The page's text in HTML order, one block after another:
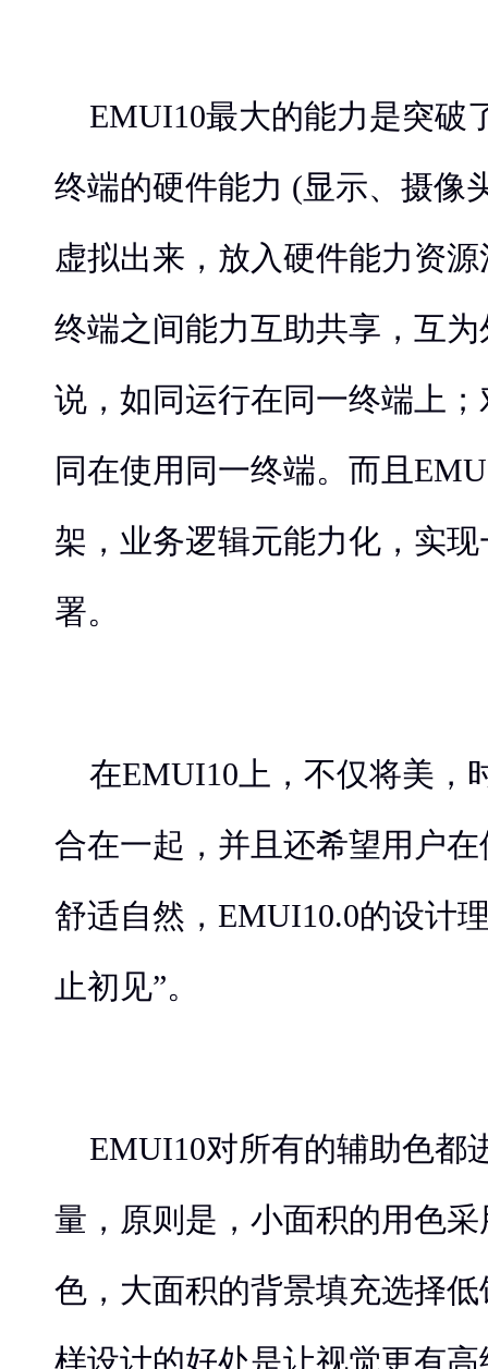
EMUI10最大的能力是突破
终端的硬件能力 (显示、摄像
虚拟出来，放入硬件能力资
终端之间能力互助共享，互
说，如同运行在同一终端上
同在使用同一终端。而且
架，业务逻辑元能力化，实
署。
在EMUI10上，不仅将美，
合在一起，并且还希望用户
舒适自然，EMUI10.0的设计
止初见”。
EMUI10对所有的辅助色都
量，原则是，小面积的用色
色，大面积的背景填充选择
样设计的好处是让视觉更有